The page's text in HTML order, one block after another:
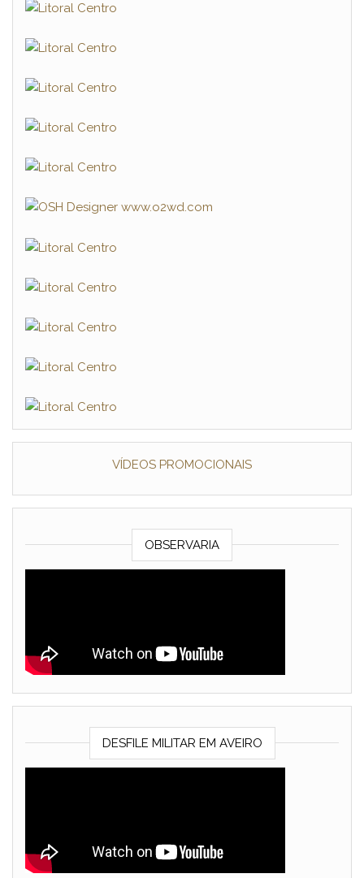
VÍDEOS PROMOCIONAIS
OBSERVARIA
DESFILE MILITAR EM AVEIRO